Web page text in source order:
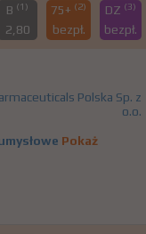
B (1)
2,80
75+ (2)
bezpł.
DZ (3)
bezpł.
Polska Sp. z
o.o.
Pokaż